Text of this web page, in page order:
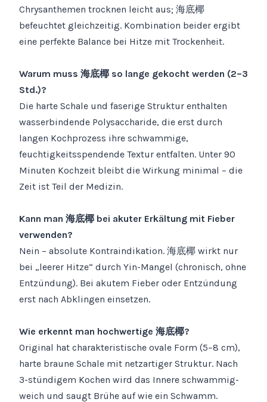
Chrysanthemen trocknen leicht aus; 海底椰
befeuchtet gleichzeitig. Kombination beider ergibt
eine perfekte Balance bei Hitze mit Trockenheit.
Warum muss 海底椰 so lange gekocht werden (2–3
Std.)?
Die harte Schale und faserige Struktur enthalten
wasserbindende Polysaccharide, die erst durch
langen Kochprozess ihre schwammige,
feuchtigkeitsspendende Textur entfalten. Unter 90
Minuten Kochzeit bleibt die Wirkung minimal – die
Zeit ist Teil der Medizin.
Kann man 海底椰 bei akuter Erkältung mit Fieber
verwenden?
Nein – absolute Kontraindikation. 海底椰 wirkt nur
bei „leerer Hitze“ durch Yin-Mangel (chronisch, ohne
Entzündung). Bei akutem Fieber oder Entzündung
erst nach Abklingen einsetzen.
Wie erkennt man hochwertige 海底椰?
Original hat charakteristische ovale Form (5–8 cm),
harte braune Schale mit netzartiger Struktur. Nach
3-stündigem Kochen wird das Innere schwammig-
weich und saugt Brühe auf wie ein Schwamm.